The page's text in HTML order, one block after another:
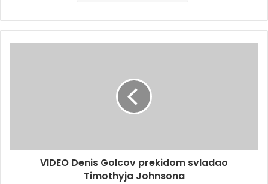
VIDEO Denis Golcov prekidom svladao
Timothyja Johnsona